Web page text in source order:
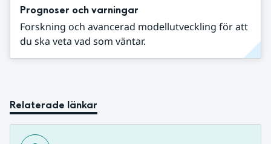
Prognoser och varningar
Forskning och avancerad modellutveckling för att
du ska veta vad som väntar.
Relaterade länkar